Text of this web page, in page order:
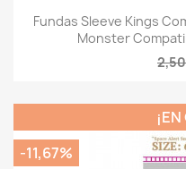
Fundas Sleeve Kings
Monster
-11,67%